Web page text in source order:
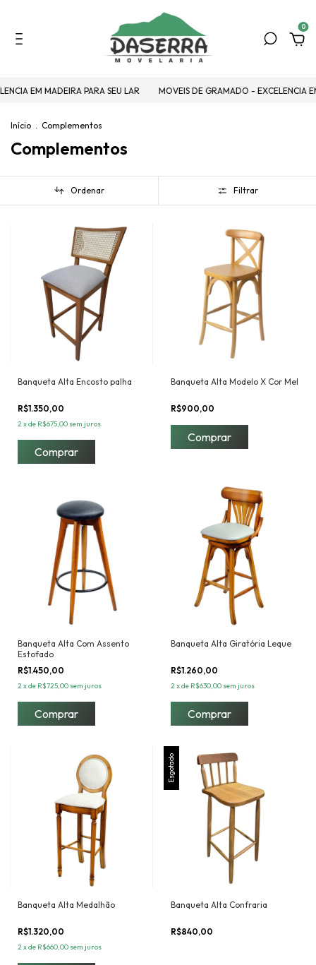
0
EM MADEIRA PARA SEU LAR MOVEIS DE GRAMADO - EXCELENCIA
Início . Complementos
Complementos
Ordenar Filtrar
Banqueta Alta Encosto palha
R$1.350,00
2 xde R$675,00 sem juros
Banqueta Alta Modelo X Cor Mel
R$900,00
Banqueta Alta Com Assento
Estofado
R$1.450,00
2 xde R$725,00 sem juros
Banqueta Alta Giratória Leque
R$1.260,00
2 xde R$630,00 sem juros
Banqueta Alta Medalhão
R$1.320,00
2 xde R$660,00 sem juros
Esgotado
Banqueta Alta Confraria
R$840,00